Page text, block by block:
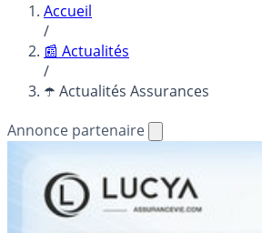
Accueil
/
📰 Actualités
/
☂️ Actualités Assurances
Annonce partenaire